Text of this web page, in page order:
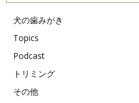
犬の歯みがき
Topics
Podcast
トリミング
その他